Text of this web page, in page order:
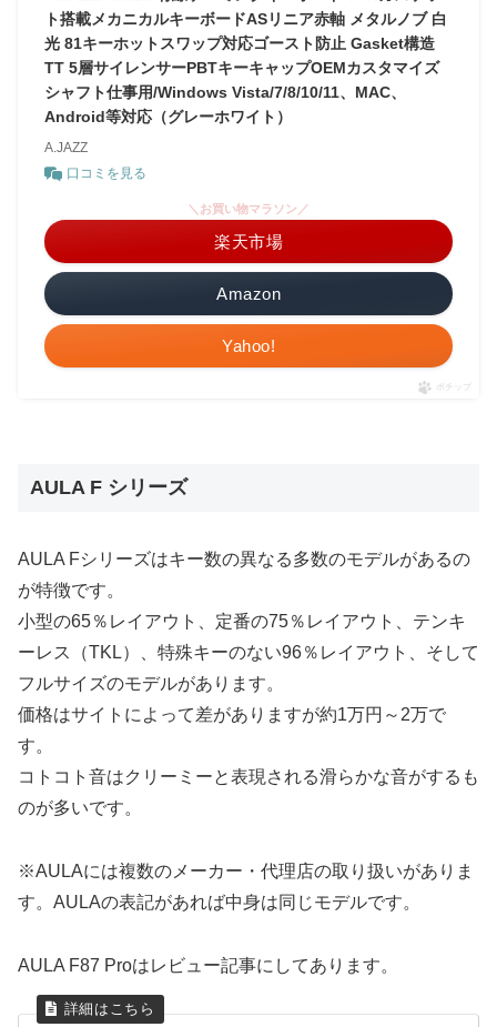
ト搭載メカニカルキーボードASリニア赤軸 メタルノブ 白
光 81キーホットスワップ対応ゴースト防止 Gasket構造
TT 5層サイレンサーPBTキーキャップOEMカスタマイズ
シャフト仕事用/Windows Vista/7/8/10/11、MAC、
Android等対応（グレーホワイト）
A.JAZZ
口コミを見る
Amazon
＼お買い物マラソン／
楽天市場
Yahoo!
ポチップ
AULA F シリーズ
AULA Fシリーズはキー数の異なる多数のモデルがあるの
が特徴です。
小型の65％レイアウト、定番の75％レイアウト、テンキ
ーレス（TKL）、特殊キーのない96％レイアウト、そして
フルサイズのモデルがあります。
価格はサイトによって差がありますが約1万円～2万で
す。
コトコト音はクリーミーと表現される滑らかな音がするも
のが多いです。
※AULAには複数のメーカー・代理店の取り扱いがありま
す。AULAの表記があれば中身は同じモデルです。
AULA F87 Proはレビュー記事にしてあります。